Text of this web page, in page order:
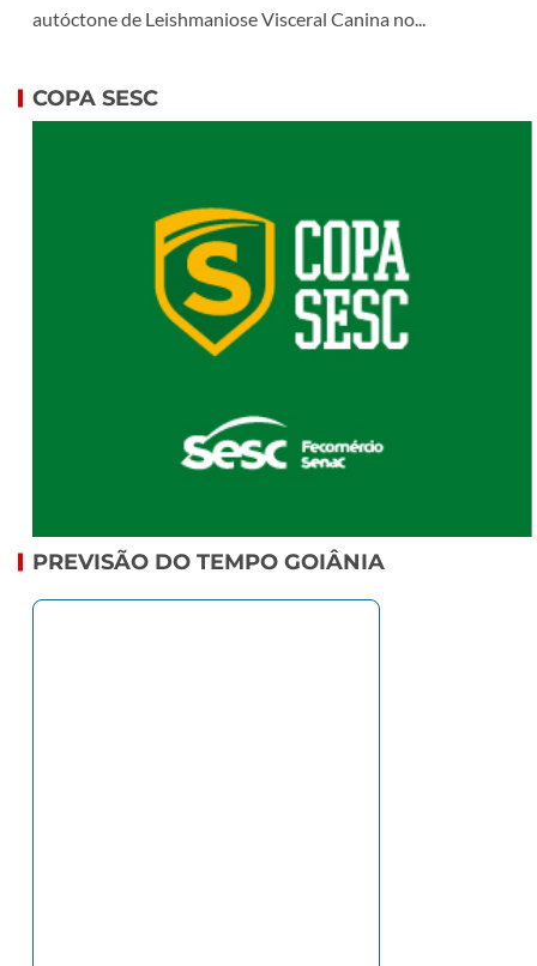
autóctone de Leishmaniose Visceral Canina no...
COPA SESC
PREVISÃO DO TEMPO GOIÂNIA